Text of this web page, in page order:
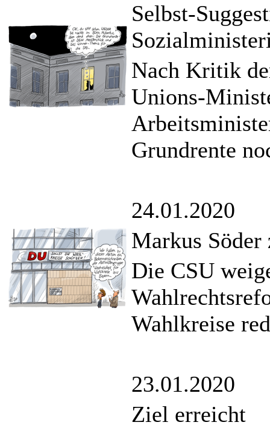
Selbst-
Nach Kritik
Unions-
Grundrente
24.01.2020
Markus
Die CSU
Wahlkreise
23.01.2020
Ziel erreicht